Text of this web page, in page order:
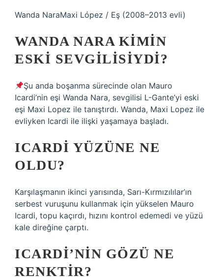
Wanda NaraMaxi López / Eş (2008–2013 evli)
WANDA NARA KIMIN
ESKI SEVGILISIYDI?
Şu anda boşanma sürecinde olan Mauro
Icardi’nin eşi Wanda Nara, sevgilisi L-Gante’yi eski
eşi Maxi Lopez ile tanıştırdı. Wanda, Maxi Lopez ile
evliyken Icardi ile ilişki yaşamaya başladı.
ICARDI YÜZÜNE NE
OLDU?
Karşılaşmanın ikinci yarısında, Sarı-Kırmızılılar’ın
serbest vuruşunu kullanmak için yükselen Mauro
Icardi, topu kaçırdı, hızını kontrol edemedi ve yüzü
kale direğine çarptı.
ICARDI’NIN GÖZÜ NE
RENKTIR?